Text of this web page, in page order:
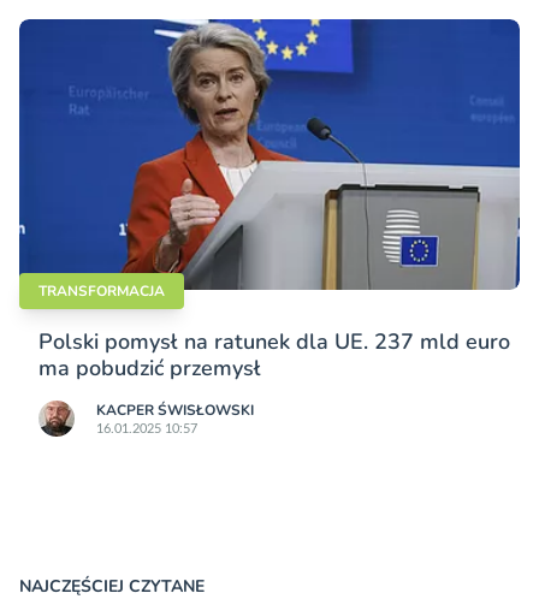
TRANSFORMACJA
Polski pomysł na ratunek dla UE. 237 mld euro
ma pobudzić przemysł
KACPER ŚWISŁO­WSKI
16.01.2025 10:57
NAJCZĘŚCIEJ CZYTANE